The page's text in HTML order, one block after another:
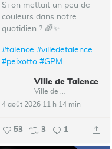
Si on mettait un peu de
couleurs dans notre
quotidien ? 🌈✨
#talence #villedetalence
#peixotto #GPM
Ville de Talence
4 août 2026 11 h 14 min
53 3 1